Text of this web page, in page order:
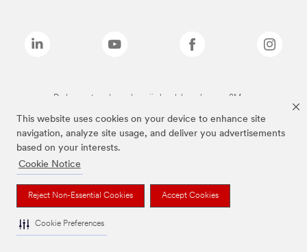
This website uses cookies on your device to enhance site
navigation, analyze site usage, and deliver you advertisements
based on your interests.
Cookie Notice
Reject Non-Essential Cookies Accept Cookies
Cookie Preferences
De bovenstaande merken zijn handelsmerken van 3M.we